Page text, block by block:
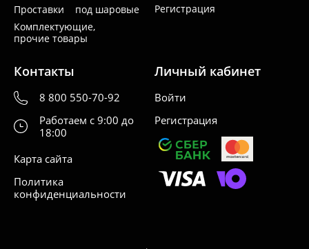
Проставки под шаровые
Комплектующие,
прочие товары
Регистрация
Контакты
8 800 550-70-92
Работаем с 9:00 до
18:00
Карта сайта
Политика
конфиденциальности
Личный кабинет
Войти
Регистрация